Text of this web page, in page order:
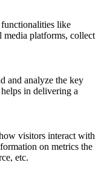
like
media platforms, collect
and analyze the key
in delivering a
visitors interact with
on metrics the
etc.